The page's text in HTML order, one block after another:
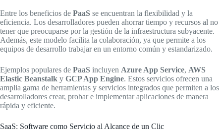
Entre los beneficios de PaaS se encuentran la flexibilidad y la
eficiencia. Los desarrolladores pueden ahorrar tiempo y recursos al no
tener que preocuparse por la gestión de la infraestructura subyacente.
Además, este modelo facilita la colaboración, ya que permite a los
equipos de desarrollo trabajar en un entorno común y estandarizado.
Ejemplos populares de PaaS incluyen Azure App Service, AWS
Elastic Beanstalk y GCP App Engine. Estos servicios ofrecen una
amplia gama de herramientas y servicios integrados que permiten a los
desarrolladores crear, probar e implementar aplicaciones de manera
rápida y eficiente.
SaaS: Software como Servicio al Alcance de un Clic